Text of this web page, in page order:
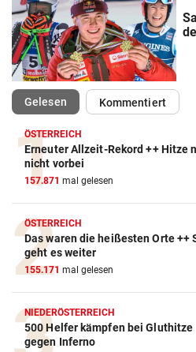
Gelesen(ausgewählt)Kommentiert
ÖSTERREICH
Erneuter Allzeit-Rekord ++ Hitze
nicht vorbei
157.871 mal gelesen
ÖSTERREICH
Das waren die heißesten Orte ++
geht es weiter
155.171 mal gelesen
NIEDERÖSTERREICH
500 Helfer kämpfen bei Gluthitze
gegen Inferno
Action-Cam Vergleich
ZUM VERGLEICH
Crosstrainer Vergleich
ZUM VERGLEICH
E-Bike Vergleich
ZUM VERGLEICH
Elektro-Scooter Vergleich
ZUM VERGLEICH